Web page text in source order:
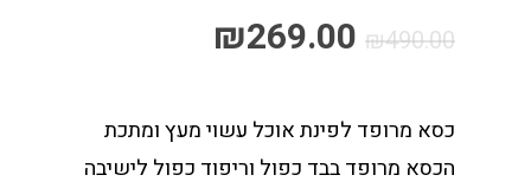
₪490.00
₪269.00
כסא מרופד לפינת אוכל עשוי מעץ ומתכת
הכסא מרופד בבד כפול וריפוד כפול לישיבה